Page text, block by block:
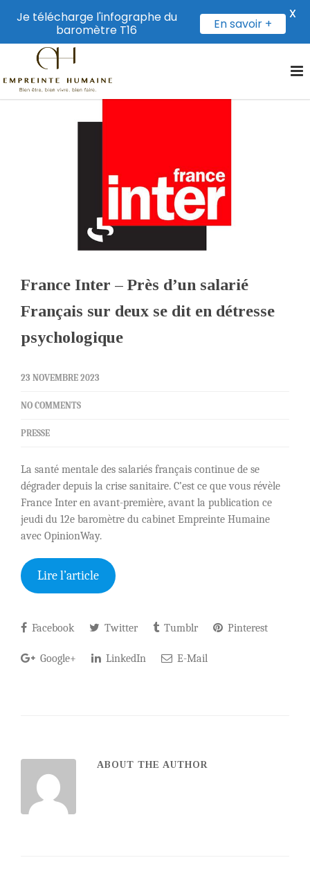
France Inter – Près d’un salarié
Français sur deux se dit en détresse
psychologique
23 NOVEMBRE 2023
NO COMMENTS
PRESSE
La santé mentale des salariés français continue de se
dégrader depuis la crise sanitaire. C’est ce que vous révèle
France Inter en avant-première, avant la publication ce
jeudi du 12e baromètre du cabinet Empreinte Humaine
avec OpinionWay.
Lire l’article
Facebook Twitter Tumblr Pinterest
Google+ LinkedIn E-Mail
ABOUT THE AUTHOR
Je télécharge l'infographe du
baromètre T16
En savoir +
X